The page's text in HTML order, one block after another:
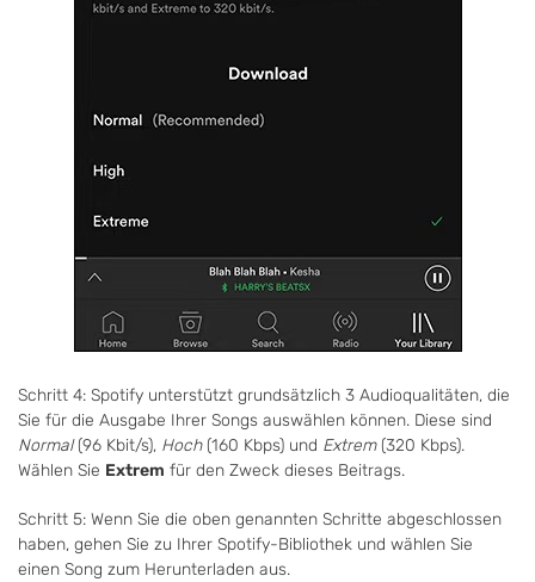
Schritt 4: Spotify unterstützt grundsätzlich 3 Audioqualitäten, die
Sie für die Ausgabe Ihrer Songs auswählen können. Diese sind
Normal(96 Kbit/s), Hoch (160 Kbps) und Extrem(320 Kbps).
Wählen Sie Extrem für den Zweck dieses Beitrags.
Schritt 5: Wenn Sie die oben genannten Schritte abgeschlossen
haben, gehen Sie zu Ihrer Spotify-Bibliothek und wählen Sie
einen Song zum Herunterladen aus.